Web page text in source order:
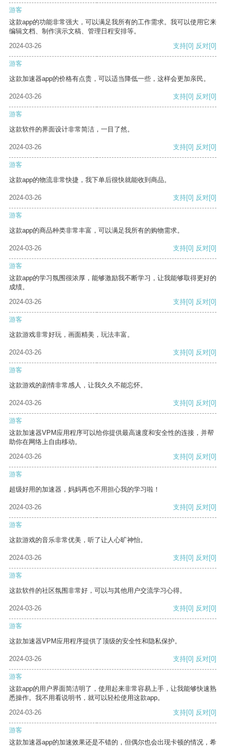
游客
这款app的功能非常强大，可以满足我所有的工作需求。我可以使用它来
编辑文档、制作演示文稿、管理日程安排等。
2024-03-26
支持[0] 反对[0]
游客
这款加速器app的价格有点贵，可以适当降低一些，这样会更加亲民。
2024-03-26 支持[0] 反对[0]
游客
这款软件的界面设计非常简洁，一目了然。
2024-03-26 支持[0] 反对[0]
游客
这款app的物流非常快捷，我下单后很快就能收到商品。
2024-03-26 支持[0] 反对[0]
游客
这款app的商品种类非常丰富，可以满足我所有的购物需求。
2024-03-26 支持[0] 反对[0]
游客
这款app的学习氛围很浓厚，能够激励我不断学习，让我能够取得更好的
成绩。
2024-03-26
支持[0] 反对[0]
游客
这款游戏非常好玩，画面精美，玩法丰富。
2024-03-26 支持[0] 反对[0]
游客
这款游戏的剧情非常感人，让我久久不能忘怀。
2024-03-26 支持[0] 反对[0]
游客
这款加速器VPM应用程序可以给你提供最高速度和安全性的连接，并帮
助你在网络上自由移动。
2024-03-26
支持[0] 反对[0]
游客
超级好用的加速器，妈妈再也不用担心我的学习啦！
2024-03-26 支持[0] 反对[0]
游客
这款游戏的音乐非常优美，听了让人心旷神怡。
2024-03-26 支持[0] 反对[0]
游客
这款软件的社区氛围非常好，可以与其他用户交流学习心得。
2024-03-26 支持[0] 反对[0]
游客
这款加速器VPM应用程序提供了顶级的安全性和隐私保护。
2024-03-26 支持[0] 反对[0]
游客
这款app的用户界面简洁明了，使用起来非常容易上手，让我能够快速熟
悉操作。我不用看说明书，就可以轻松使用这款app。
2024-03-26
支持[0] 反对[0]
游客
这款加速器app的加速效果还是不错的，但偶尔也会出现卡顿的情况，希